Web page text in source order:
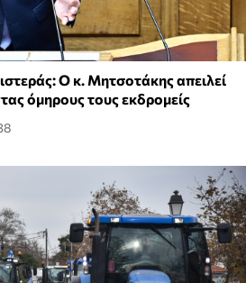
Ο κ. Μητσοτάκης απειλεί
όμηρους τους εκδρομείς